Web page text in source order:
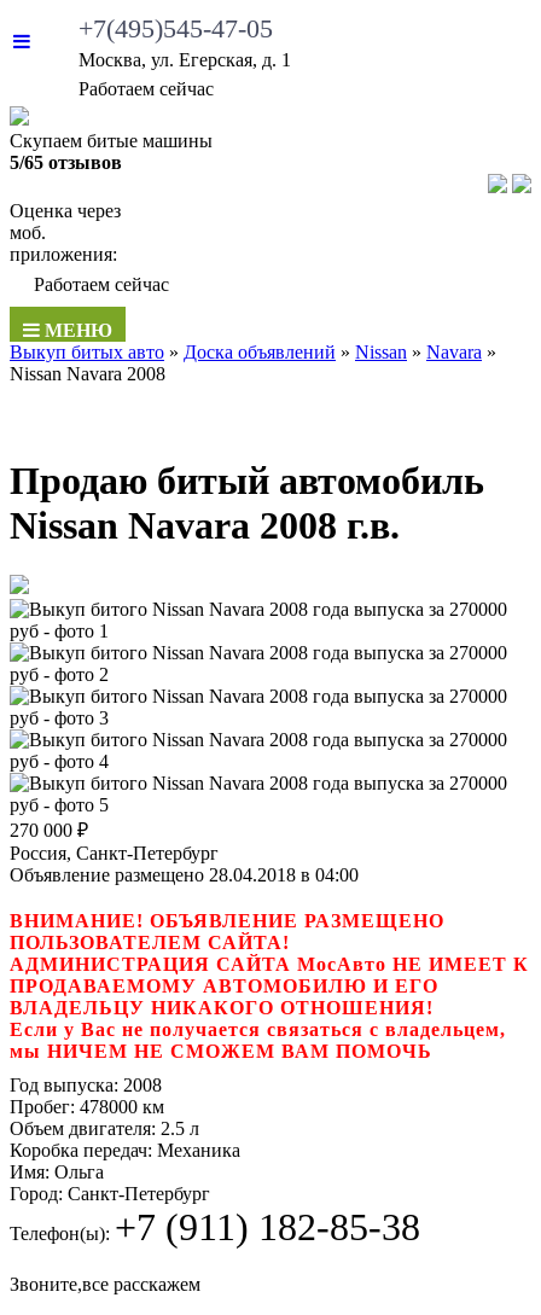
+7(495)545-47-05
Москва, ул. Егерская, д. 1
Работаем сейчас
Скупаем битые машины
5/65 отзывов
Оценка через
моб.
приложения:
Работаем сейчас
МЕНЮ
Выкуп битых авто » Доска объявлений » Nissan » Navara »
Nissan Navara 2008
Продаю битый автомобиль
Nissan Navara 2008 г.в.
270 000 ₽
Россия, Санкт-Петербург
Объявление размещено 28.04.2018 в 04:00
ВНИМАНИЕ! ОБЪЯВЛЕНИЕ РАЗМЕЩЕНО
ПОЛЬЗОВАТЕЛЕМ САЙТА!
АДМИНИСТРАЦИЯ САЙТА МосАвто НЕ ИМЕЕТ К
ПРОДАВАЕМОМУ АВТОМОБИЛЮ И ЕГО
ВЛАДЕЛЬЦУ НИКАКОГО ОТНОШЕНИЯ!
Если у Вас не получается связаться с владельцем,
мы НИЧЕМ НЕ СМОЖЕМ ВАМ ПОМОЧЬ
Год выпуска: 2008
Пробег: 478000 км
Объем двигателя: 2.5 л
Коробка передач: Механика
Имя: Ольга
Город: Санкт-Петербург
Телефон(ы): +7 (911) 182-85-38
Звоните,все расскажем